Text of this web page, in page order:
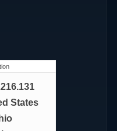
States